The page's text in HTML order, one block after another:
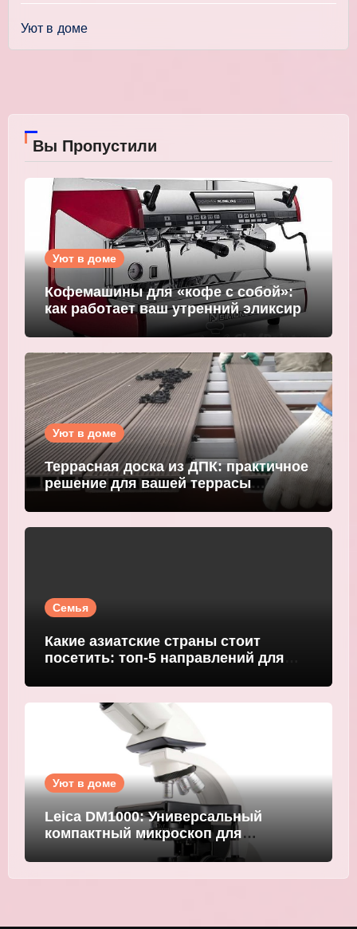
Уют в доме
Вы Пропустили
Уют в доме
Кофемашины для «кофе с собой»:
как работает ваш утренний эликсир
Уют в доме
Террасная доска из ДПК: практичное
решение для вашей террасы
Семья
Какие азиатские страны стоит
посетить: топ-5 направлений для
Уют в доме
Leica DM1000: Универсальный
компактный микроскоп для
современных лабораторий